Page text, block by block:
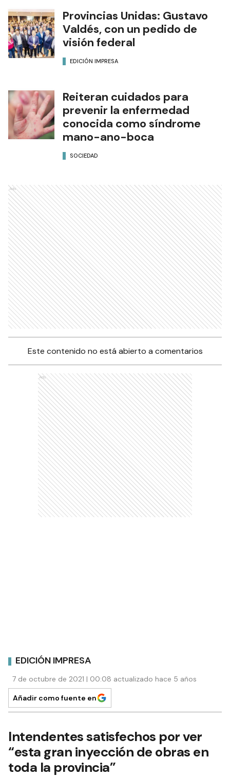
Provincias Unidas: Gustavo
Valdés, con un pedido de
visión federal
EDICIÓN IMPRESA
Reiteran cuidados para
prevenir la enfermedad
conocida como síndrome
mano-ano-boca
SOCIEDAD
Ads
Este contenido no está abierto a comentarios
Ads
EDICIÓN IMPRESA
7 de octubre de 2021 | 00:08 actualizado hace 5 años
Añadir como fuente en
Intendentes satisfechos por ver
“esta gran inyección de obras en
toda la provincia”